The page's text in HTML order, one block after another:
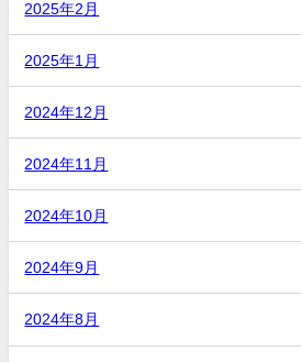
2025年2月
2025年1月
2024年12月
2024年11月
2024年10月
2024年9月
2024年8月